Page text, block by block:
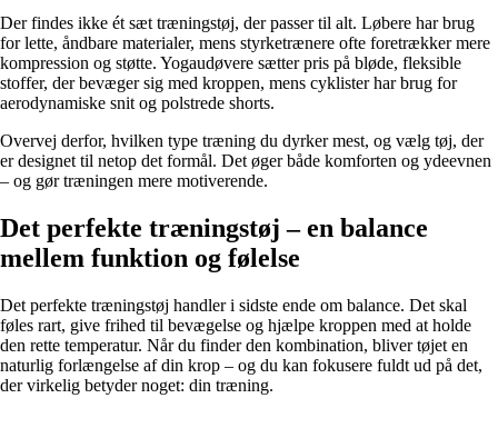
Der findes ikke ét sæt træningstøj, der passer til alt. Løbere har brug
for lette, åndbare materialer, mens styrketrænere ofte foretrækker mere
kompression og støtte. Yogaudøvere sætter pris på bløde, fleksible
stoffer, der bevæger sig med kroppen, mens cyklister har brug for
aerodynamiske snit og polstrede shorts.
Overvej derfor, hvilken type træning du dyrker mest, og vælg tøj, der
er designet til netop det formål. Det øger både komforten og ydeevnen
– og gør træningen mere motiverende.
Det perfekte træningstøj – en balance
mellem funktion og følelse
Det perfekte træningstøj handler i sidste ende om balance. Det skal
føles rart, give frihed til bevægelse og hjælpe kroppen med at holde
den rette temperatur. Når du finder den kombination, bliver tøjet en
naturlig forlængelse af din krop – og du kan fokusere fuldt ud på det,
der virkelig betyder noget: din træning.